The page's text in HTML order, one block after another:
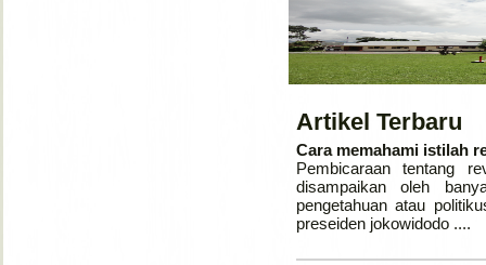
Artikel Terbaru
Cara memahami istilah
Pembicaraan tentang
disampaikan oleh
pengetahuan atau
preseiden jokowidodo ....